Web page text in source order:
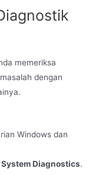
memeriksa
dengan
Windows dan
System Diagnostics.